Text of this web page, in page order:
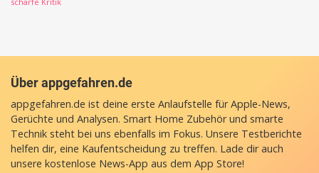
Über appgefahren.de
appgefahren.de ist deine erste Anlaufstelle für Apple-News,
Gerüchte und Analysen. Smart Home Zubehör und smarte
Technik steht bei uns ebenfalls im Fokus. Unsere Testberichte
helfen dir, eine Kaufentscheidung zu treffen. Lade dir auch
unsere kostenlose News-App aus dem App Store!